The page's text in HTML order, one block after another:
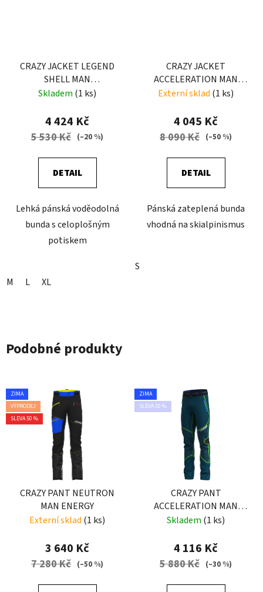
CRAZY JACKET LEGEND
SHELL MAN
CAMOUFLAGE
Skladem (1 ks)
4 424 Kč
5 530 Kč (–20 %)
DETAIL
Lehká pánská voděodolná
bunda s celoplošným
potiskem
M L XL
CRAZY JACKET
ACCELERATION MAN
PINE TREE
Externí sklad (1 ks)
4 045 Kč
8 090 Kč (–50 %)
DETAIL
Pánská zateplená bunda
vhodná na skialpinismus
S
Podobné produkty
ZIMA
VÝPRODEJ
SLEVA 50 %
CRAZY PANT NEUTRON
MAN ENERGY
Externí sklad (1 ks)
3 640 Kč
7 280 Kč (–50 %)
ZIMA
SLEVA 30 %
CRAZY PANT
ACCELERATION MAN
GALAXY
Skladem (1 ks)
4 116 Kč
5 880 Kč (–30 %)